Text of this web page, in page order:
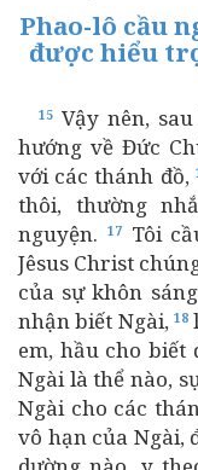
Phao-lô cầu
được hiểu
15 Vậy nên,
hướng về Đức
với các thánh đồ,
thôi, thường
nguyện.
17Tôi
Jêsus Christ
của sự khôn
nhận biết Ngài,18
em, hầu cho biết
Ngài là thể nào,
Ngài cho các
vô hạn của Ngài,